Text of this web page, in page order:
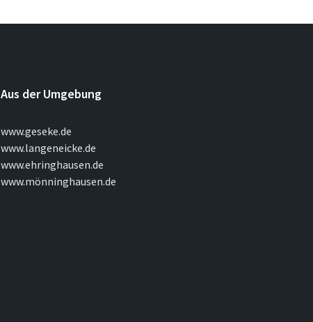
Aus der Umgebung
www.geseke.de
www.langeneicke.de
www.ehringhausen.de
www.mönninghausen.de